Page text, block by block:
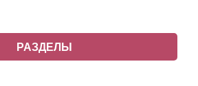
РАЗДЕЛЫ